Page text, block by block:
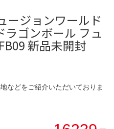
ージョンワールド
ラゴンボール フュ
新品未開封
などをご紹介いただいておりま